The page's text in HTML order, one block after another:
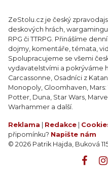
ZeStolu.cz je český
deskových hrách,
RPG či TTRPG. Přinášíme
dojmy, komentáře, témata,
Spolupracujeme se všemi
vydavatelstvími a pokrýváme
Carcassonne, Osadníci z
Monopoly, Gloomhaven,
Potter, Duna, Star Wars,
Warhammer a další.
Reklama Redakce
připomínku? Napište nám
© 2026 Patrik Hajda, Buková